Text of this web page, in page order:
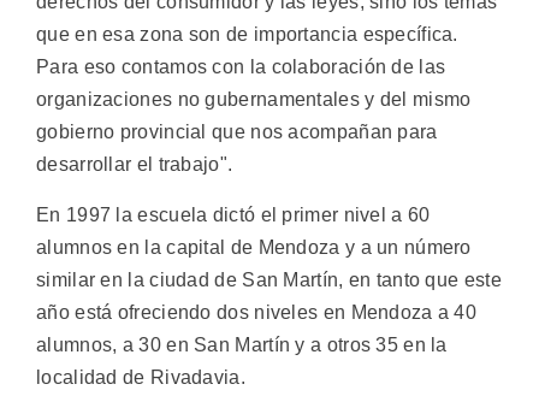
que en esa zona son de importancia específica.
Para eso contamos con la colaboración de las
organizaciones no gubernamentales y del mismo
gobierno provincial que nos acompañan para
desarrollar el trabajo".
En 1997 la escuela dictó el primer nivel a 60
alumnos en la capital de Mendoza y a un número
similar en la ciudad de San Martín, en tanto que este
año está ofreciendo dos niveles en Mendoza a 40
alumnos, a 30 en San Martín y a otros 35 en la
localidad de Rivadavia.